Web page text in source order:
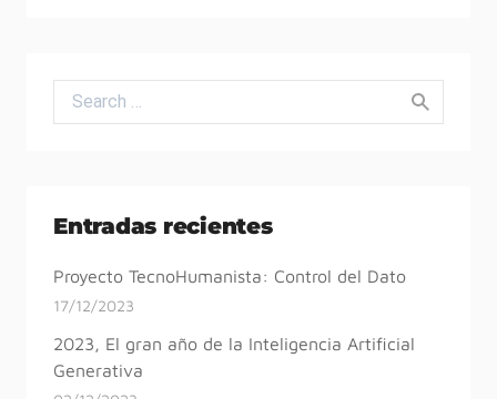
Search for:
Entradas recientes
Proyecto TecnoHumanista: Control del Dato
17/12/2023
2023, El gran año de la Inteligencia Artificial
Generativa